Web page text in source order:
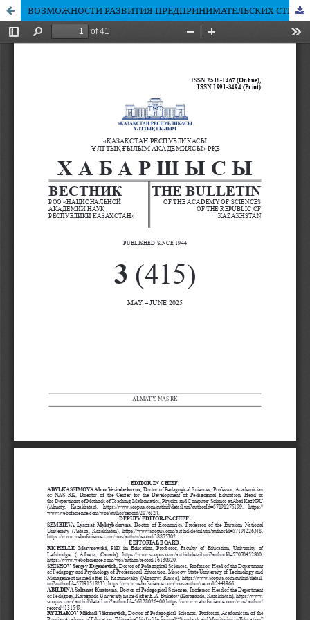
ВОЗМОЖНОСТИ РАЗВИТИЯ ПРЕДПРИНИМАТЕЛЬСКИХ СТРУКТУР В АГРОПРОМЫШЛЕННОЙ ОТРАСЛИ КАЗАХСТАНА